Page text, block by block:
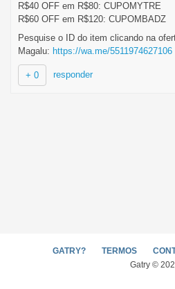
R$40 OFF em R$80: CUPOMYTRE
R$60 OFF em R$120: CUPOMBADZ
Pesquise o ID do item clicando na
Magalu: https://wa.me/5511974627106
+ 0 responder
GATRY? TERMOS
Gatry ©